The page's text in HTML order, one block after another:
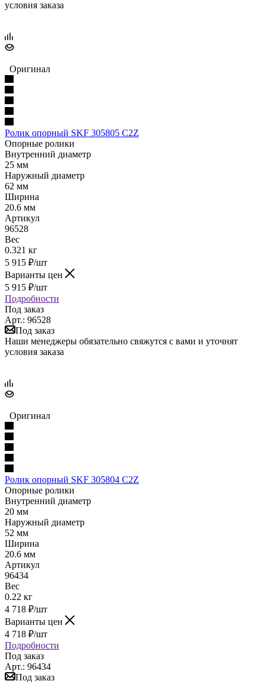
условия заказа
Оригинал
Ролик опорный SKF 305805 C2Z
Опорные ролики
Внутренний диаметр
25 мм
Наружный диаметр
62 мм
Ширина
20.6 мм
Артикул
96528
Вес
0.321 кг
5 915 ₽/шт
Варианты цен
5 915 ₽/шт
Подробности
Под заказ
Арт.: 96528
Под заказ
Наши менеджеры обязательно свяжутся с вами и уточнят
условия заказа
Оригинал
Ролик опорный SKF 305804 C2Z
Опорные ролики
Внутренний диаметр
20 мм
Наружный диаметр
52 мм
Ширина
20.6 мм
Артикул
96434
Вес
0.22 кг
4 718 ₽/шт
Варианты цен
4 718 ₽/шт
Подробности
Под заказ
Арт.: 96434
Под заказ